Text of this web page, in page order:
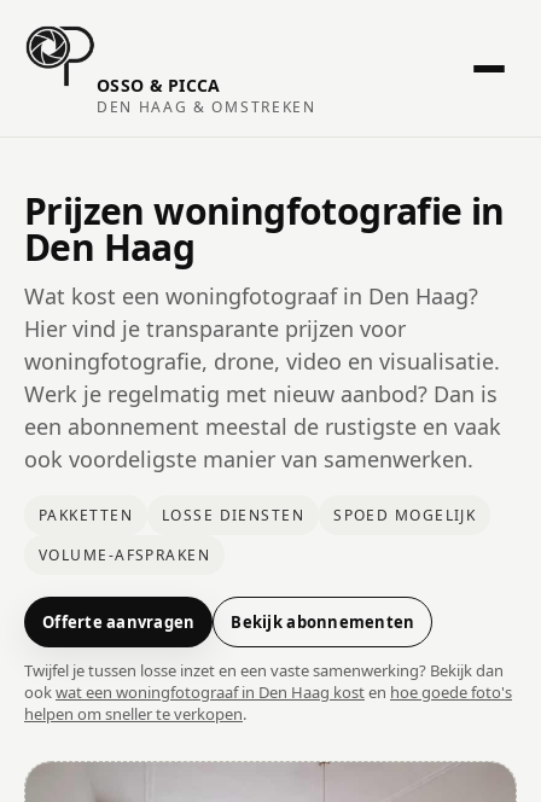
OSSO & PICCA
DEN HAAG & OMSTREKEN
Prijzen woningfotografie in
Den Haag
Wat kost een woningfotograaf in Den Haag?
Hier vind je transparante prijzen voor
woningfotografie, drone, video en visualisatie.
Werk je regelmatig met nieuw aanbod? Dan is
een abonnement meestal de rustigste en vaak
ook voordeligste manier van samenwerken.
PAKKETTEN LOSSE DIENSTEN
SPOED MOGELIJK
VOLUME-AFSPRAKEN
Offerte aanvragen Bekijk abonnementen
Twijfel je tussen losse inzet en een vaste samenwerking? Bekijk dan
ookwat een woningfotograaf in Den Haag kosten hoe goede foto's
helpen om sneller te verkopen.